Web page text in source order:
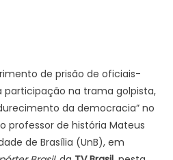
de prisão de oficiais-
participação na trama golpista,
da democracia” no
professor de história Mateus
de Brasília (UnB), em